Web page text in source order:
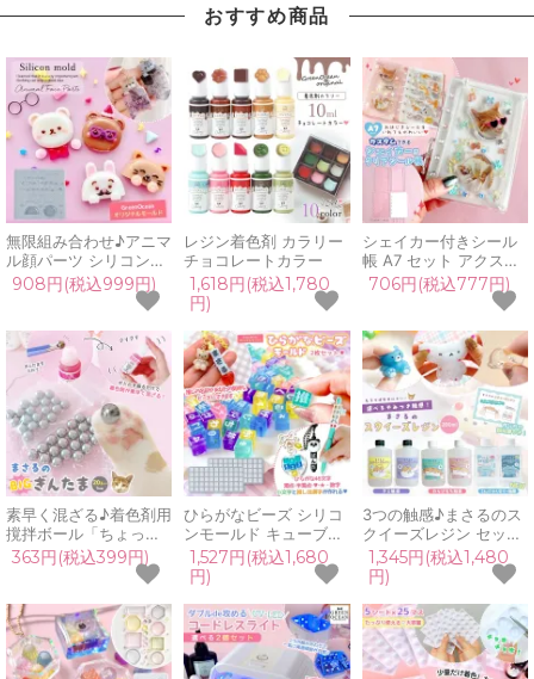
おすすめ商品
無限組み合わせ♪アニマ
ル顔パーツ シリコンモ
ールド レジン型 セット
動物 アレンジ デコパー
ツ UVレジン 手芸 クラ
フト GreenOceanオリ
ジナル♪
908円(税込999円)
レジン着色剤 カラリー
チョコレートカラー
1,618円(税込1,780
円)
シェイカー付きシール
帳 A7 セット アクスタ
ノート シェイカーノー
ト シール手帳 ぷっくり
シール シャカシャカノ
ート バインダー アクリ
ルスタンド カスタム 透
明 推し活
706円(税込777円)
素早く混ざる♪着色剤用
撹拌ボール「ちょっと
大きい！まさるのBIGぎ
んたま」 20個入 直径
ぜる メタルボール 鉄球
銀玉 塗料 レジン クラ
フト ホビー 便利
363円(税込399円)
ひらがなビーズ シリコ
ンモールド キューブ型
レジン型 平仮名 ネーム
お名前 推し活 量産 立
体 3d UVレジン クラフ
ト 工作 GreenOceanオ
リジナル♪
1,527円(税込1,680
円)
3つの触感♪まさるのス
クイーズレジン セット
グミ わらびもち こんに
ゃくゼリー ぷにぷに も
ちもち 透明 原液 手芸
クラフト GreenOcean
オリジナル♪
1,345円(税込1,480
円)